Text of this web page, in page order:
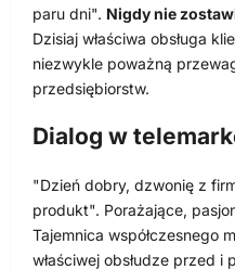
paru dni". Nigdy nie
Dzisiaj właściwa obsługa
niezwykle poważną
przedsiębiorstw.
Dialog w
"Dzień dobry, dzwonię z
produkt". Porażające,
Tajemnica współczesnego
właściwej obsłudze przed i